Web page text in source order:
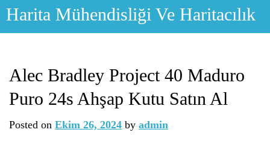
Skip
Harita Mühendisliği Ve Haritacılık
Alec Bradley Project 40 Maduro
Puro 24s Ahşap Kutu Satın Al
Posted on Ekim 26, 2024 by admin